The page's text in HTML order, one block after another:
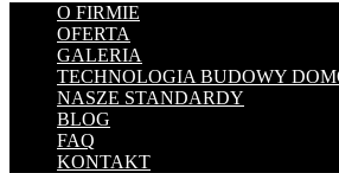
O FIRMIE
OFERTA
GALERIA
TECHNOLOGIA BUDOWY
NASZE STANDARDY
BLOG
FAQ
KONTAKT